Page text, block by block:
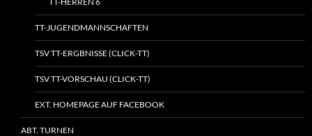
TT-JUGENDMANNSCHAFTEN
TSV TT-ERGBNISSE (CLICK-TT)
TSV TT-VORSCHAU (CLICK-TT)
EXT. HOMEPAGE AUF FACEBOOK
ABT. TURNEN